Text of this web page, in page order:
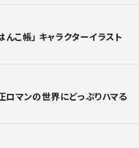
んこ帳」 キャラクターイラスト
マンの世界にどっぷりハマる